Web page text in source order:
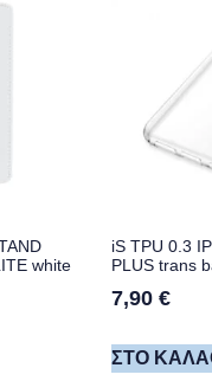
white
iS TPU 0.3
PLUS trans
7,90 €
ΣΤΟ